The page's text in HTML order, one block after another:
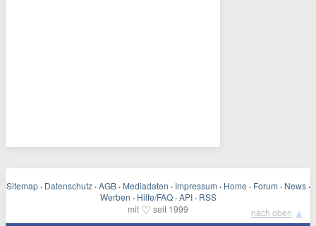
Sitemap · Datenschutz · AGB · Mediadaten · Impressum · Home · Forum · News ·
Werben · Hilfe/FAQ · API · RSS
mit ♡ seit 1999 nach oben ▲